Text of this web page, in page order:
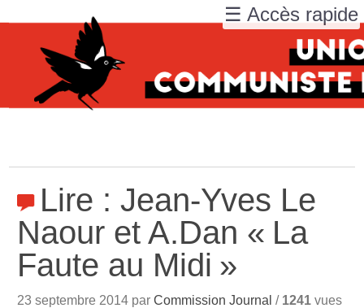
Lire : Jean-Yves Le
Naour et A.Dan « La
Faute au Midi »
23 septembre 2014 parCommission Journal / 1241 vues
☰ Accès rapide